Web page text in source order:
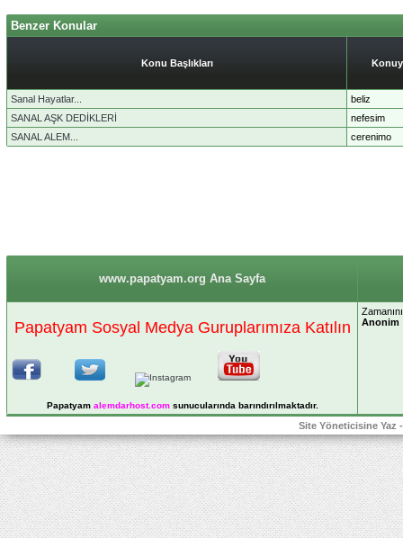
Benzer Konular
Konu Başlıkları
Sanal Hayatlar...
beliz
SANAL AŞK DEDİKLERİ
nefesim
SANAL ALEM...
cerenimo
www.papatyam.org Ana Sayfa
Papatyam Sosyal Medya Guruplarımıza Katılın
Papatyam alemdarhost.comsunucularında barındırılmaktadır.
Anonim
Site Yöneticisine Yaz